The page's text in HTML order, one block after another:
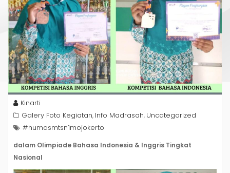
Kinarti
Galery Foto Kegiatan, Info Madrasah, Uncategorized
#humasmtsn1mojokerto
dalam Olimpiade Bahasa Indonesia & Inggris Tingkat
Nasional